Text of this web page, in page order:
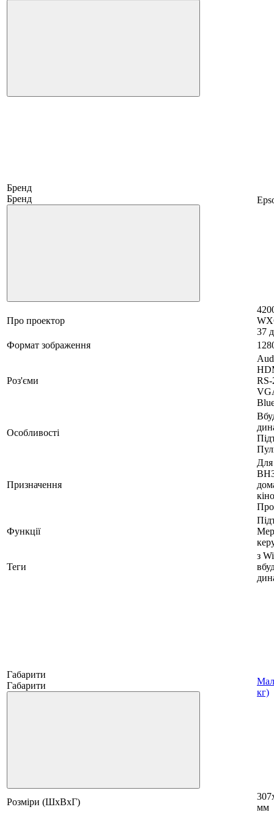
Бренд
Бренд
Про проектор
37
Формат зображення
Роз'єми
Особливості
Призначення
Для
Функції
Теги
з
Габарити
Габарити
кг)
Розміри (ШхВхГ)
мм